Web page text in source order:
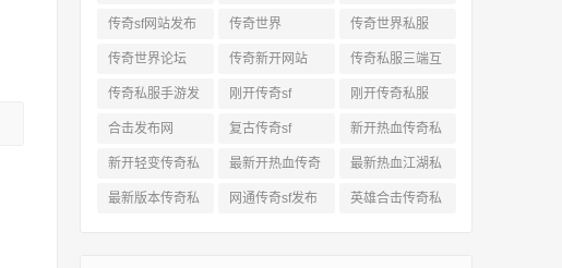
网站
传奇sf网站发布
网
传奇世界 传奇世界私服
传奇世界论坛 传奇新开网站
传奇私服三端互
通
传奇私服手游发
布网三端
刚开传奇sf 刚开传奇私服
合击发布网 复古传奇sf
新开热血传奇私
服网
新开轻变传奇私
服
最新开热血传奇
私服
最新热血江湖私
服
最新版本传奇私
网通传奇sf发布
英雄合击传奇私